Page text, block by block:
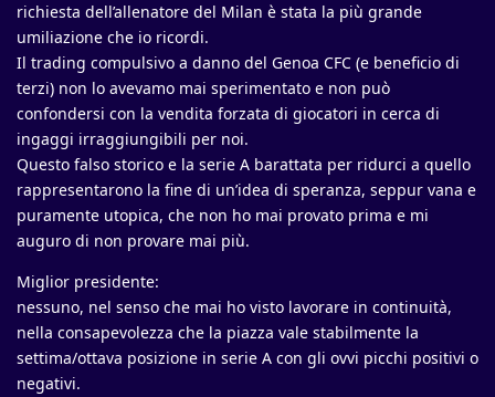
richiesta dell’allenatore del Milan è stata la più grande
umiliazione che io ricordi.
Il trading compulsivo a danno del Genoa CFC (e beneficio di
terzi) non lo avevamo mai sperimentato e non può
confondersi con la vendita forzata di giocatori in cerca di
ingaggi irraggiungibili per noi.
Questo falso storico e la serie A barattata per ridurci a quello
rappresentarono la fine di un’idea di speranza, seppur vana e
puramente utopica, che non ho mai provato prima e mi
auguro di non provare mai più.
Miglior presidente:
nessuno, nel senso che mai ho visto lavorare in continuità,
nella consapevolezza che la piazza vale stabilmente la
settima/ottava posizione in serie A con gli ovvi picchi positivi o
negativi.